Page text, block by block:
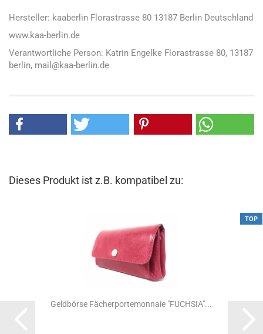
Hersteller: kaaberlin Florastrasse 80 13187 Berlin Deutschland
www.kaa-berlin.de
Verantwortliche Person: Katrin Engelke Florastrasse 80, 13187
berlin, mail@kaa-berlin.de
Dieses Produkt ist z.B. kompatibel zu:
TOP
Geldbörse Fächerportemonnaie "FUCHSIA"...